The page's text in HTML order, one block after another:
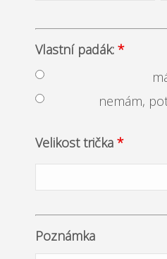
Vlastní padák: *
nemám,
Velikost trička *
Poznámka